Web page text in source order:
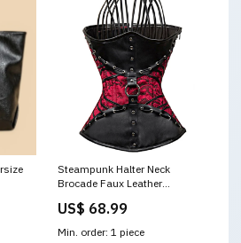
Steampunk Halter Neck
Brocade Faux Leather
US$ 68.99
Min. order: 1 piece